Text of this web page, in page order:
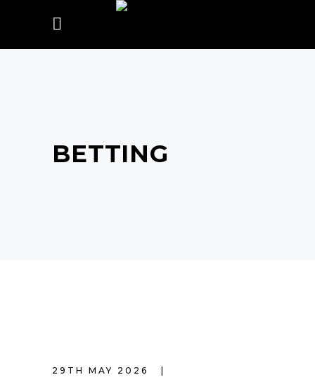
BETTING
29TH MAY 2026